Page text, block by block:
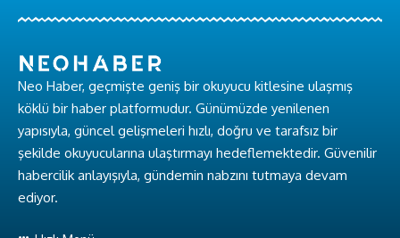
Neo Haber, geçmişte geniş bir okuyucu kitlesine ulaşmış
köklü bir haber platformudur. Günümüzde yenilenen
yapısıyla, güncel gelişmeleri hızlı, doğru ve tarafsız bir
şekilde okuyucularına ulaştırmayı hedeflemektedir. Güvenilir
habercilik anlayışıyla, gündemin nabzını tutmaya devam
ediyor.